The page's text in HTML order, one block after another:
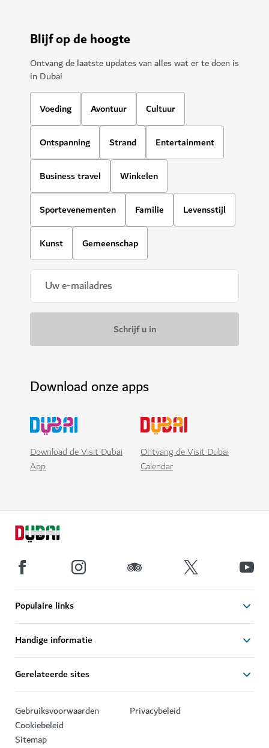
Blijf op de hoogte
Ontvang de laatste updates van alles wat er te doen is
in Dubai
Voeding Avontuur Cultuur
Ontspanning Strand Entertainment
Business travel Winkelen
Sportevenementen Familie Levensstijl
Kunst Gemeenschap
Download onze apps
Download de Visit Dubai
App
Ontvang de Visit Dubai
Calendar
Populaire links
Handige informatie
Gerelateerde sites
Gebruiksvoorwaarden
Privacybeleid
Cookiebeleid
Sitemap